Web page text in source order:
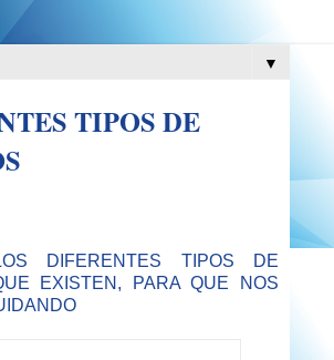
▼
TIPOS DE
DIFERENTES TIPOS DE
EXISTEN, PARA QUE NOS